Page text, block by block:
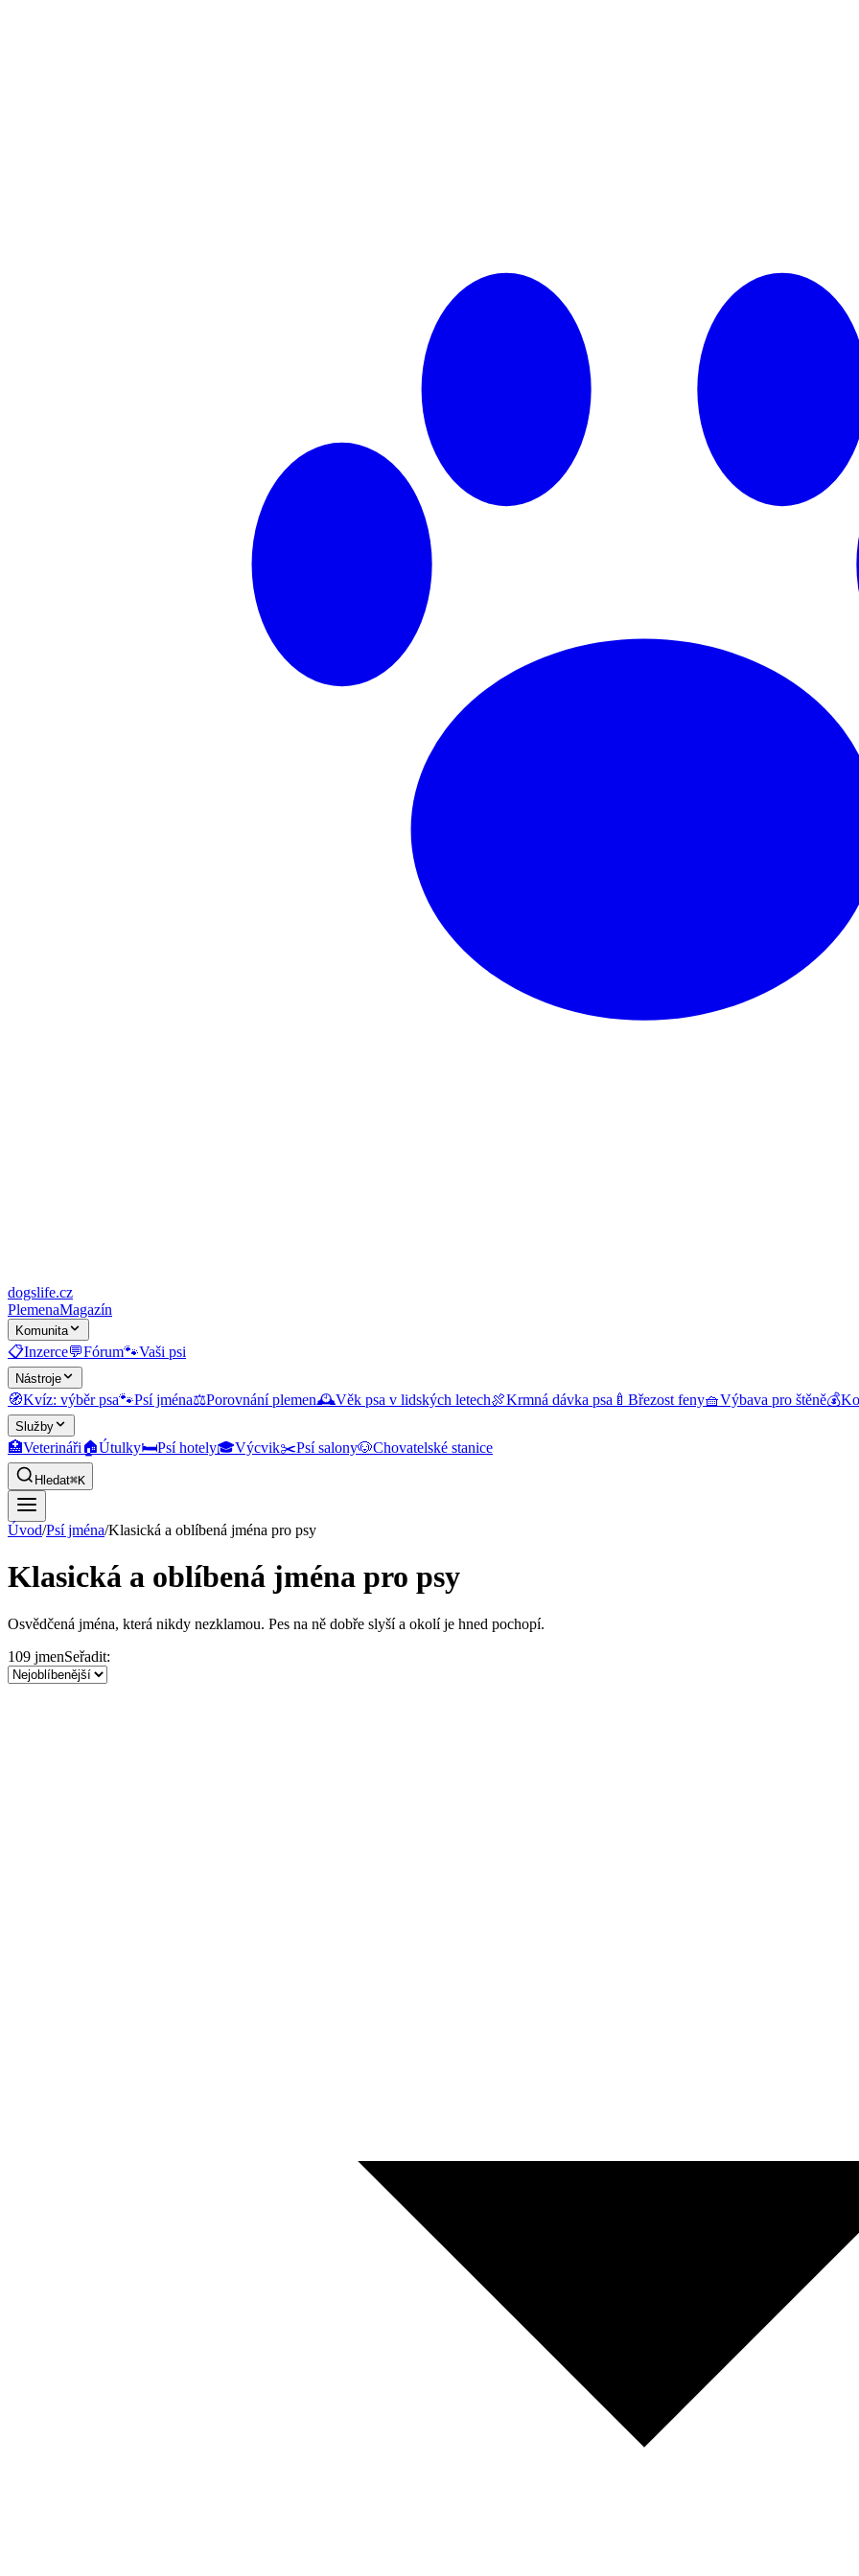
dogslife.cz
PlemenaMagazín
Komunita
📋Inzerce💬Fórum🐾Vaši psi
Nástroje
🧭Kvíz: výběr psa🐾Psí jména⚖️Porovnání plemen🕰️Věk psa v lidských letech🍖Krmná dávka psa 🍼 Březost feny🧺Výbava pro štěně💰
Služby
🏥Veterináři🏠Útulky🛏️Psí hotely🎓Výcvik✂️Psí salony🐶Chovatelské stanice
Hledat⌘K
Úvod/Psí jména/Klasická a oblíbená jména pro psy
Klasická a oblíbená jména pro psy
Osvědčená jména, která nikdy nezklamou. Pes na ně dobře slyší a okolí je hned pochopí.
109 jmenSeřadit: